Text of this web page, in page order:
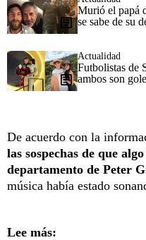
Murió el papá
se sabe de su
Actualidad
Futbolistas de
ambos son
De acuerdo con la
las sospechas de que
departamento de Peter
música había estado
Lee más: